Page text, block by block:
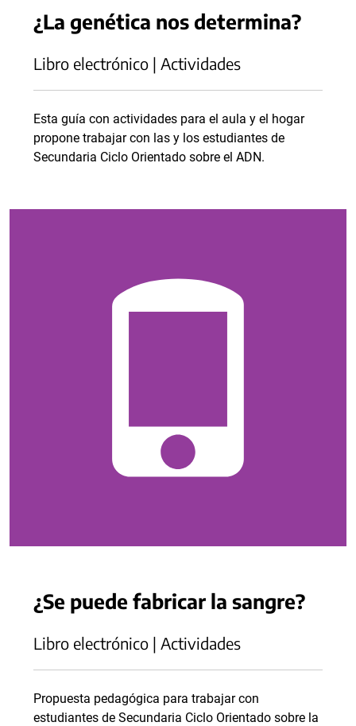
¿La genética nos determina?
Libro electrónico | Actividades
Esta guía con actividades para el aula y el hogar
propone trabajar con las y los estudiantes de
Secundaria Ciclo Orientado sobre el ADN.
¿Se puede fabricar la sangre?
Libro electrónico | Actividades
Propuesta pedagógica para trabajar con
estudiantes de Secundaria Ciclo Orientado sobre la